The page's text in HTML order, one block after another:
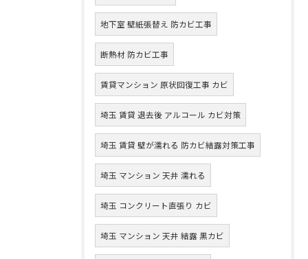
地下室 壁紙張替え 防カビ工事
断熱材 防カビ工事
賃貸マンション 原状回復工事 カビ
埼玉 賃貸 退去後 アルコール カビ対策
埼玉 賃貸 壁が濡れる 防カビ結露対策工事
埼玉 マンション 天井 濡れる
埼玉 コンクリート直張り カビ
埼玉 マンション 天井 結露 黒カビ